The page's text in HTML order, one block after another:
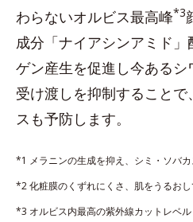
わらないオルビス最高峰*3
成分「ナイアシンアミド
ゲン産生を促進し今ある
受け渡しを抑制すること
スも予防します。
*1 メラニンの生成を抑え、シミ・ソバ
*2 化粧膜のくずれにくさ、肌をうるおし
*3 オルビス内最高の紫外線カットレベル